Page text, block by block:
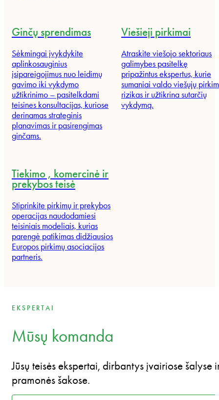
Ginčų sprendimas
Sėkmingai įvykdykite
aplinkosauginius
įsipareigojimus nuo leidimų
gavimo iki vykdymo
užtikrinimo – pasitelkdami
teisines konsultacijas, kuriose
derinamas strateginis
planavimas ir pasirengimas
ginčams.
Viešieji pirkimai
Atraskite viešojo sektoriaus
galimybes pasitelkę
pripažintus ekspertus, kurie
sumaniai valdo viešųjų
rizikas ir užtikrina sutarčių
vykdymą.
Tiekimo , komercinė ir
prekybos teisė
Stiprinkite pirkimų ir prekybos
operacijas naudodamiesi
teisiniais modeliais, kurias
parengė patikimas didžiausios
Europos pirkimų asociacijos
partneris.
EKSPERTAI
Mūsų komanda
Jūsų teisės ekspertai, dirbantys įvairiose šalyse
pramonės šakose.